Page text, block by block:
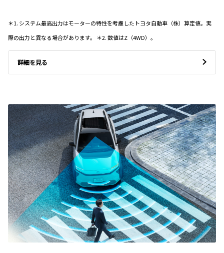
＊1. システム最高出力はモーターの特性を考慮したトヨタ自動車（株）算定値。実
際の出力と異なる場合があります。 ＊2. 数値はZ（4WD）。
詳細を見る